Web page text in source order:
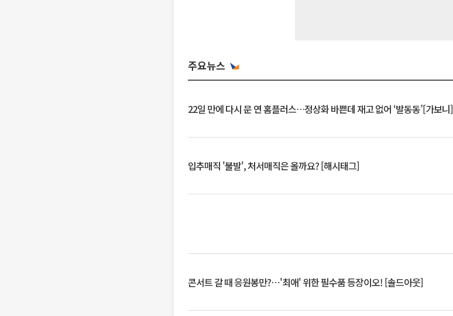
주요뉴스
22일 만에 다시 문 연 홈플러스…정상화 바쁜데 재고 없어 ‘발동동’[가보니]
입추매직 '불발', 처서매직은 올까요? [해시태그]
콘서트 갈 때 응원봉만?⋯'최애' 위한 필수품 등장이오! [솔드아웃]